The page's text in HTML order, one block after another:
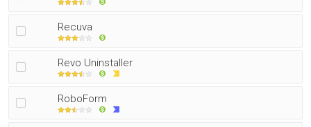
Recuva
Revo Uninstaller
RoboForm